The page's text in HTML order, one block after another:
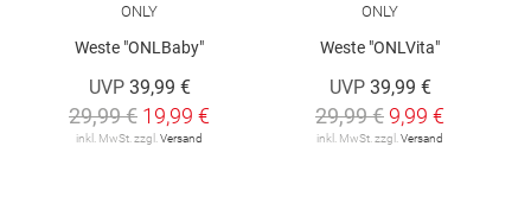
ONLY
Weste "ONLBaby"
UVP 39,99 €
29,99 € 19,99 €
inkl. MwSt. zzgl. Versand
ONLY
Weste "ONLVita"
UVP 39,99 €
29,99 € 9,99 €
inkl. MwSt. zzgl. Versand